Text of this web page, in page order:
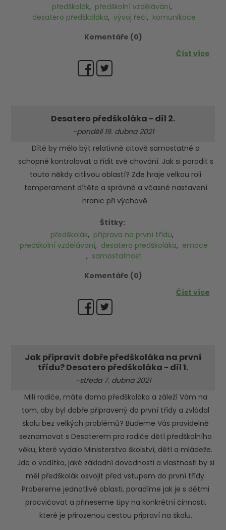
předškolák, předškolní vzdělávání,
desatero předškoláka, vývoj řeči, komunikace
Komentáře (0)
Číst více
Desatero předškoláka - díl 2.
-pondělí 19. dubna 2021
Dítě by mělo být relativně citově samostatné a
schopné kontrolovat a řídit své chování. Jak si poradit s
touto někdy citlivou oblastí? Zde hraje velkou roli
temperament dítěte a správné a včasné nastavení
hranic při výchově.
Štítky:
předškolák, příprava na první třídu,
předškolní vzdělávání, desatero předškoláka, emoce
, samostatnost
Komentáře (0)
Číst více
Jak připravit dobře předškoláka na první
třídu? Desatero předškoláka - díl 1.
-středa 7. dubna 2021
Milí rodiče, máte doma předškoláka a záleží Vám na
tom, aby byl dobře připravený do první třídy a zvládal
školu bez velkých problémů? Budeme Vás pravidelně
seznamovat s Desaterem pro rodiče dětí předškolního
věku, které vydalo Ministerstvo školství, dětí a mládeže.
Jde o vodítko, jaké základní dovednosti a vlastnosti by si
měl předškolák osvojit před vstupem do první třídy.
Probereme jednotlivé oblasti, poradíme jak je s dětmi
procvičovat a přineseme tipy na konkrétní činnosti,
které je přirozenou cestou připraví na školu.